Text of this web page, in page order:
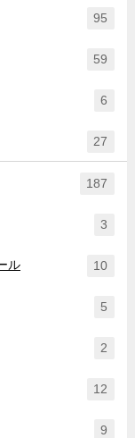
95
59
6
27
187
3
ル 10
5
2
12
9